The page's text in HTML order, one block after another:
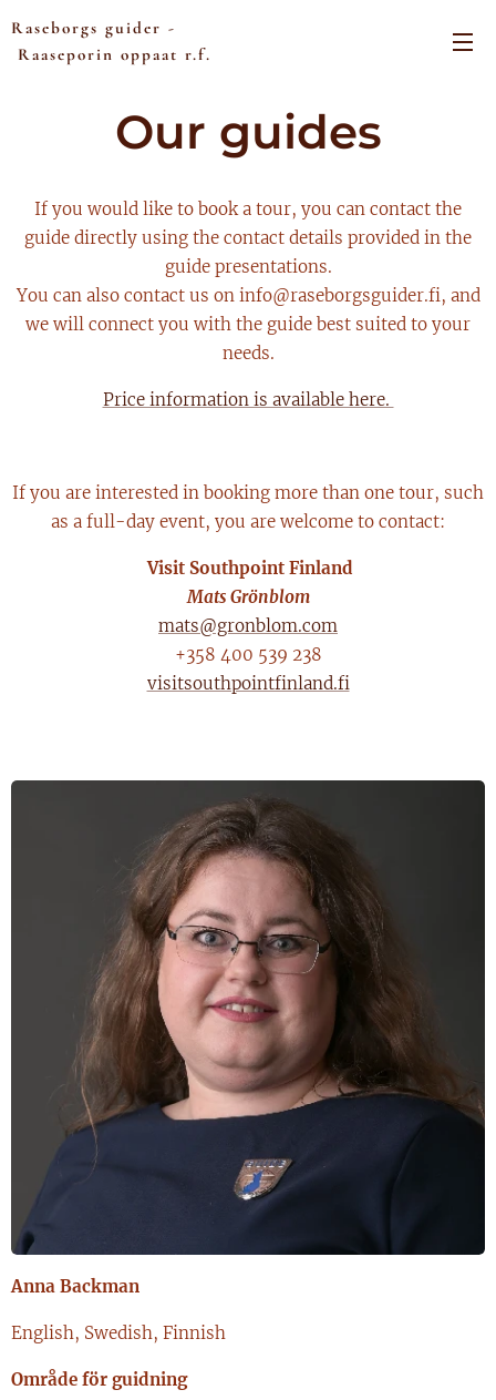
Raseborgs guider -
Raaseporin oppaat r.f.
Our guides
If you would like to book a tour, you can contact the
guide directly using the contact details provided in the
guide presentations.
You can also contact us on info@raseborgsguider.fi, and
we will connect you with the guide best suited to your
needs.
Price information is available here.
If you are interested in booking more than one tour, such
as a full-day event, you are welcome to contact:
Visit Southpoint Finland
Mats Grönblom
mats@gronblom.com
+358 400 539 238
visitsouthpointfinland.fi
Anna Backman
English, Swedish, Finnish
Område för guidning